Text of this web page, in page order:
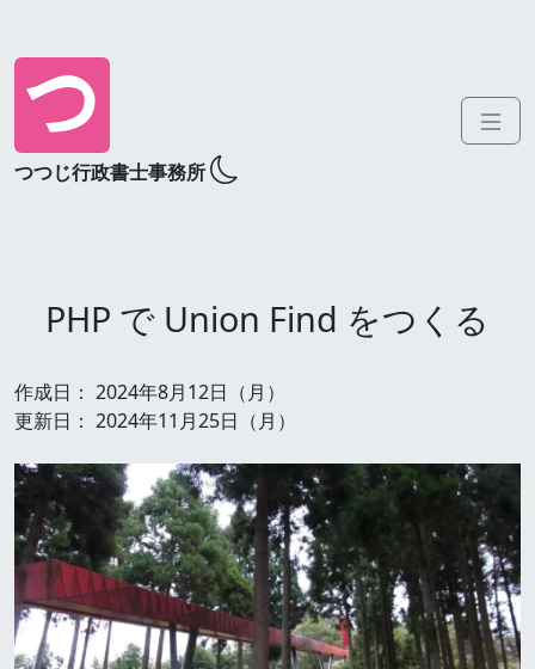
つつじ行政書士事務所
PHP で Union Find をつくる
作成日： 2024年8月12日（月）
更新日： 2024年11月25日（月）